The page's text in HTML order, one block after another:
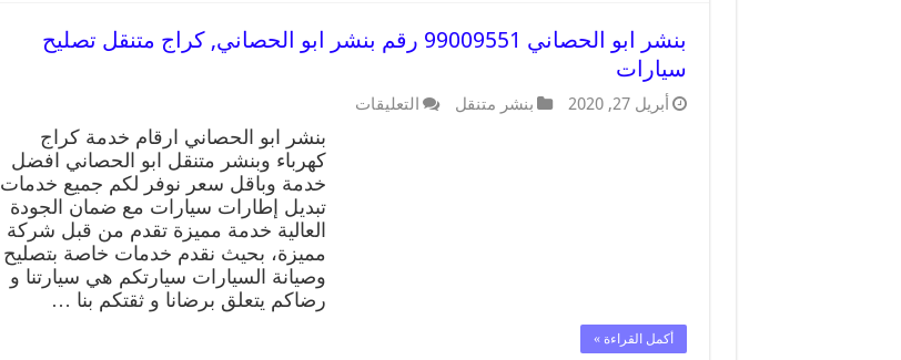
بنشر ابو الحصاني 99009551 رقم بنشر ابو الحصاني, كراج متنقل تصليح
سيارات
أبريل 27, 2020 بنشر متنقل التعليقات
بنشر ابو الحصاني ارقام خدمة كراج
كهرباء وبنشر متنقل ابو الحصاني افضل
خدمة وباقل سعر نوفر لكم جميع خدمات
تبديل إطارات سيارات مع ضمان الجودة
العالية خدمة مميزة تقدم من قبل شركة
مميزة، بحيث نقدم خدمات خاصة بتصليح
وصيانة السيارات سيارتكم هي سيارتنا و
رضاكم يتعلق برضانا و ثقتكم بنا …
أكمل القراءة »